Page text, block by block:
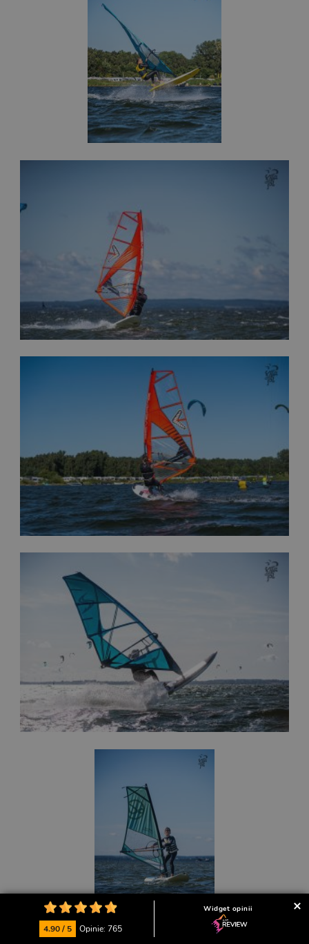
4.90 / 5 Opinie: 765
Widget opinii